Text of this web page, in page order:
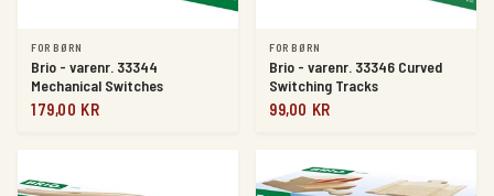
FOR BØRN
Brio - varenr. 33344
Mechanical Switches
179,00 KR
FOR BØRN
Brio - varenr. 33346 Curved
Switching Tracks
99,00 KR